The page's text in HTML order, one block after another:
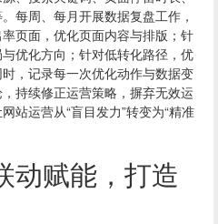
每周、每月开展数据复盘工作，
页面，优化页面内容与排版；针
优化方向；针对低转化路径，优
，记录每一次优化动作与数据变
持续修正运营策略，摒弃无效运
站运营从“盲目发力”转变为“精准
动赋能，打造